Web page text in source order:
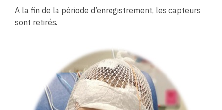
A la fin de la période d’enregistrement, les capteurs
sont retirés.